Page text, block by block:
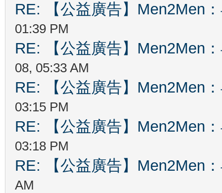
RE: 【公益廣告】Men2Men
01:39 PM
RE: 【公益廣告】Men2Men
08, 05:33 AM
RE: 【公益廣告】Men2Men
03:15 PM
RE: 【公益廣告】Men2Men
03:18 PM
RE: 【公益廣告】Men2Men
AM